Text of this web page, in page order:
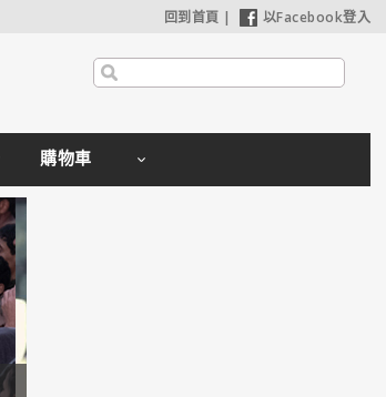
回到首頁 | 以Facebook登入
購物車